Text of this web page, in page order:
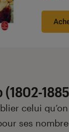
celui
ses